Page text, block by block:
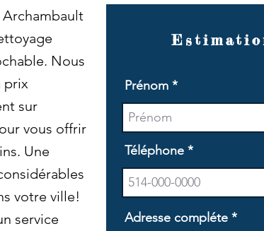
Nous
prix
sur
vous offrir
Une
votre ville!
service
Prénom
Téléphone
Adresse compléte